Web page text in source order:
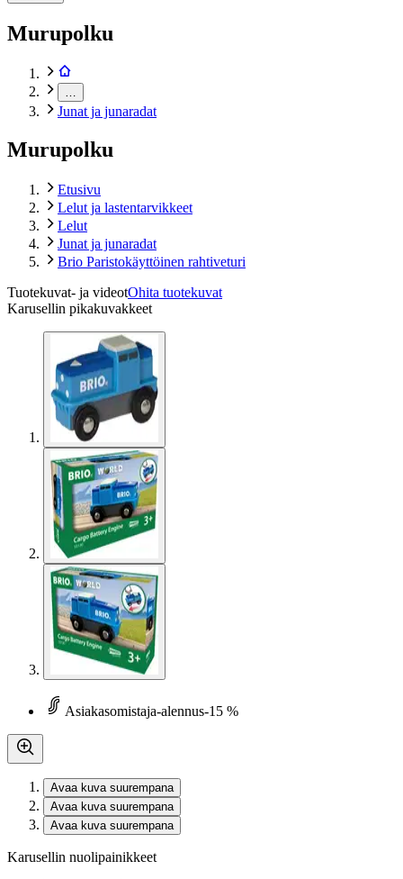
Murupolku
Junat ja junaradat
Murupolku
Etusivu
Lelut ja lastentarvikkeet
Lelut
Junat ja junaradat
Brio Paristokäyttöinen rahtiveturi
Tuotekuvat- ja videotOhita tuotekuvat
Karusellin pikakuvakkeet
Asiakasomistaja-alennus-15 %
Avaa kuva suurempana
Avaa kuva suurempana
Avaa kuva suurempana
Karusellin nuolipainikkeet